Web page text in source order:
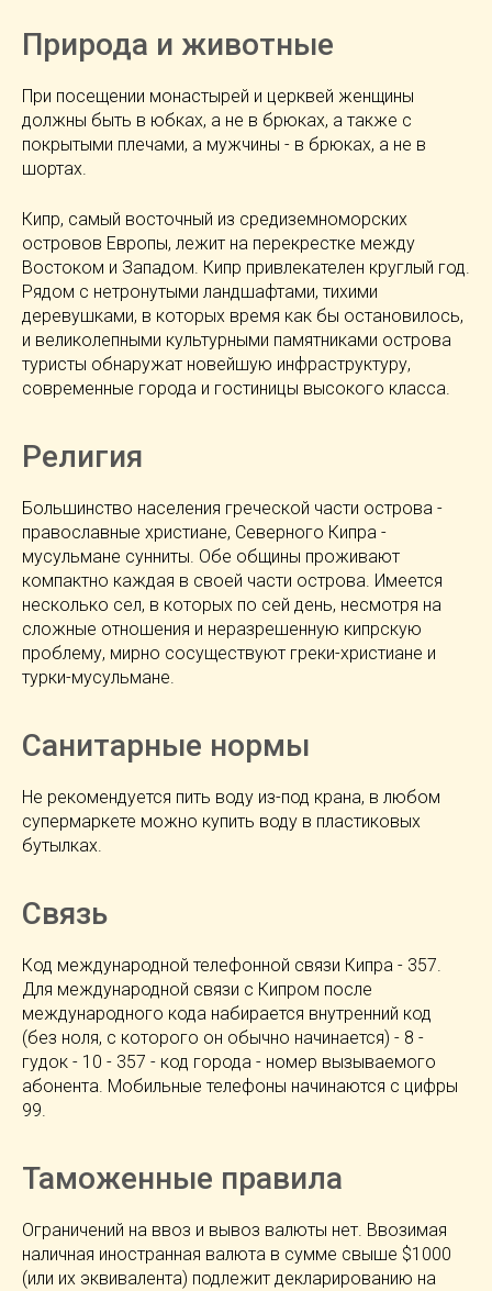
Природа и животные
При посещении монастырей и церквей женщины
должны быть в юбках, а не в брюках, а также с
покрытыми плечами, а мужчины - в брюках, а не в
шортах.
Кипр, самый восточный из средиземноморских
островов Европы, лежит на перекрестке между
Востоком и Западом. Кипр привлекателен круглый год.
Рядом с нетронутыми ландшафтами, тихими
деревушками, в которых время как бы остановилось,
и великолепными культурными памятниками острова
туристы обнаружат новейшую инфраструктуру,
современные города и гостиницы высокого класса.
Религия
Большинство населения греческой части острова -
православные христиане, Северного Кипра -
мусульмане сунниты. Обе общины проживают
компактно каждая в своей части острова. Имеется
несколько сел, в которых по сей день, несмотря на
сложные отношения и неразрешенную кипрскую
проблему, мирно сосуществуют греки-христиане и
турки-мусульмане.
Санитарные нормы
Не рекомендуется пить воду из-под крана, в любом
супермаркете можно купить воду в пластиковых
бутылках.
Связь
Код международной телефонной связи Кипра - 357.
Для международной связи с Кипром после
международного кода набирается внутренний код
(без ноля, с которого он обычно начинается) - 8 -
гудок - 10 - 357 - код города - номер вызываемого
абонента. Mобильные телефоны начинаются с цифры
99.
Таможенные правила
Ограничений на ввоз и вывоз валюты нет. Ввозимая
наличная иностранная валюта в сумме свыше $1000
(или их эквивалента) подлежит декларированию на